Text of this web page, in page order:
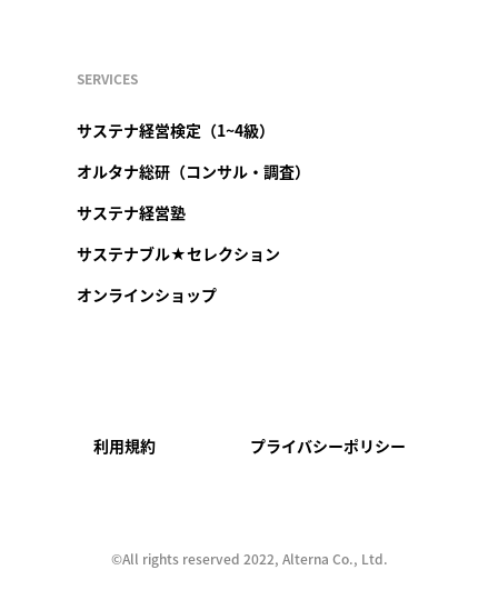
SERVICES
サステナ経営検定（1~4級）
オルタナ総研（コンサル・調査）
サステナ経営塾
サステナブル★セレクション
オンラインショップ
利用規約 プライバシーポリシー
©︎All rights reserved 2022, Alterna Co., Ltd.